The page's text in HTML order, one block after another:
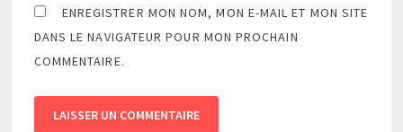
ENREGISTRER MON NOM, MON E-MAIL ET MON SITE
DANS LE NAVIGATEUR POUR MON PROCHAIN
COMMENTAIRE.